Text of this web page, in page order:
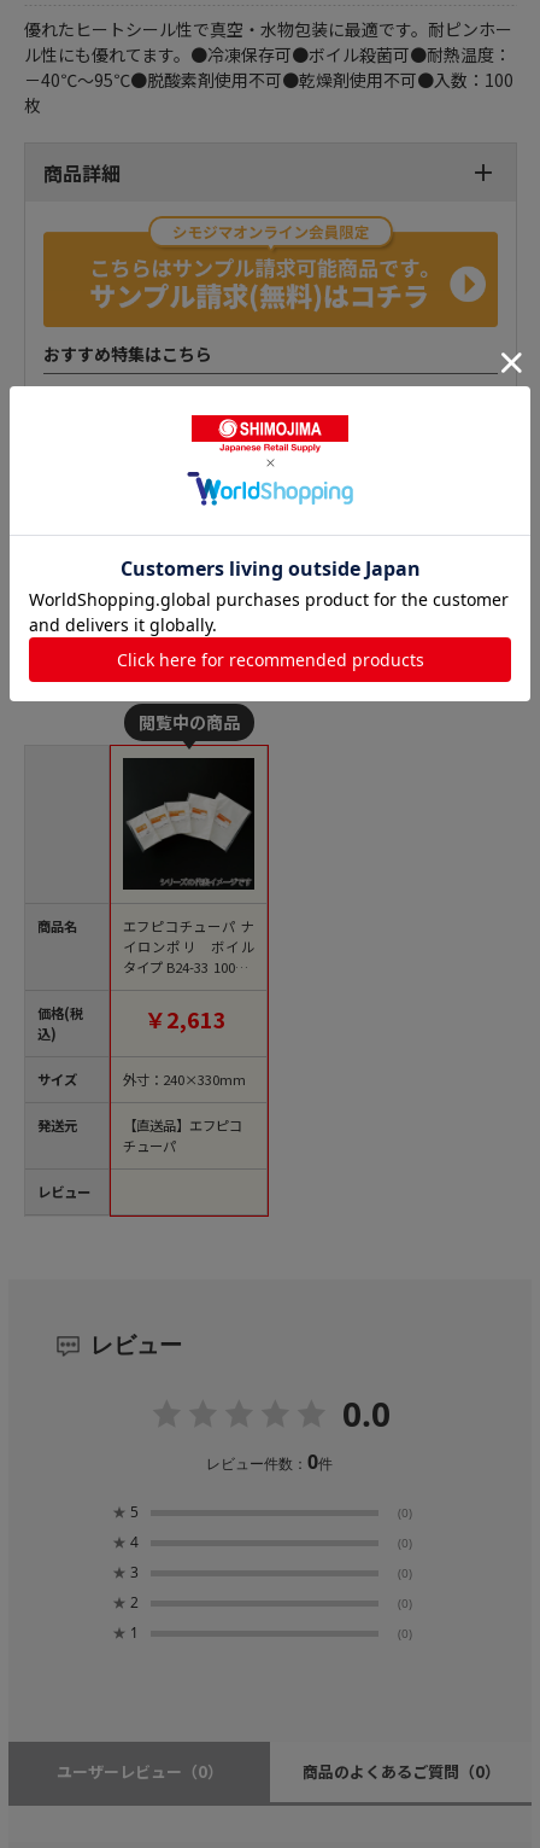
優れたヒートシール性で真空・水物包装に最適です。耐ピンホー
ル性にも優れてます。●冷凍保存可●ボイル殺菌可●耐熱温度：
－40℃～95℃●脱酸素剤使用不可●乾燥剤使用不可●入数：100
枚
商品詳細
おすすめ特集はこちら
ナイロンポリ 三方袋 ノンバリアの人気商品との比較
商品名
価格(税
込)
サイズ
発送元
レビュー
エフピコチューパ ナ
イロンポリ ボイル
タイプ B24-33 100枚/
袋（ご注文単位10
￥2,613
外寸：240×330mm
【直送品】エフピコ
チューパ
レビュー
0.0
レビュー件数：0件
★ 5 (0)
★ 4 (0)
★ 3 (0)
★ 2 (0)
★ 1 (0)
ユーザーレビュー （0） 商品のよくあるご質問 （0）